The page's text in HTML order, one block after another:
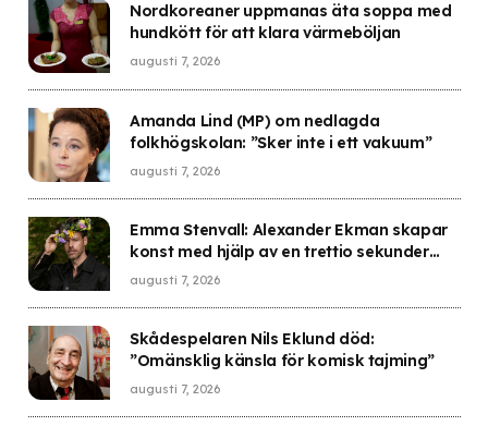
Nordkoreaner uppmanas äta soppa med
hundkött för att klara värmeböljan
augusti 7, 2026
Amanda Lind (MP) om nedlagda
folkhögskolan: ”Sker inte i ett vakuum”
augusti 7, 2026
Emma Stenvall: Alexander Ekman skapar
konst med hjälp av en trettio sekunder
lång orgasm
augusti 7, 2026
Skådespelaren Nils Eklund död:
”Omänsklig känsla för komisk tajming”
augusti 7, 2026